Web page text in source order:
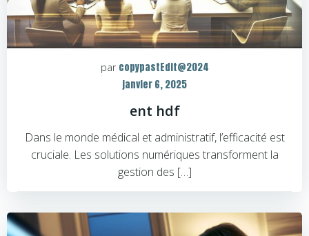
par copypastEdit@2024
janvier 6, 2025
ent hdf
Dans le monde médical et administratif, l’efficacité est
cruciale. Les solutions numériques transforment la
gestion des […]